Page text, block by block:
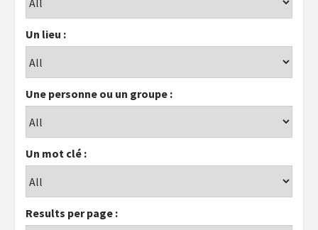
Un lieu :
Une personne ou un groupe :
Un mot clé :
Results per page :